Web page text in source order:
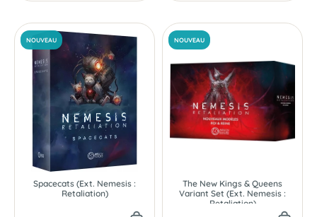
NOUVEAU
Spacecats (Ext. Nemesis :
Retaliation)
The New Kings & Queens
Variant Set (Ext. Nemesis :
Retaliation)